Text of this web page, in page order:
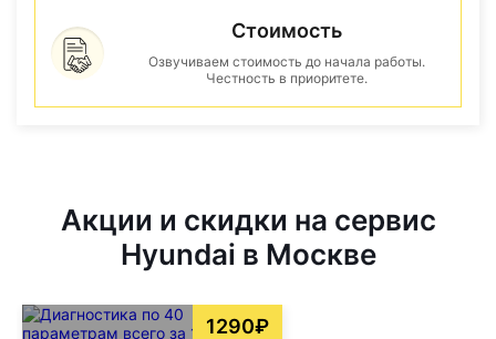
Стоимость
Озвучиваем стоимость до начала работы.
Честность в приоритете.
Акции и скидки на сервис
Hyundai в Москве
1290₽